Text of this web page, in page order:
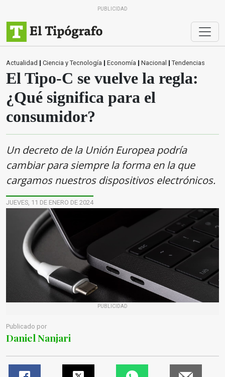
PUBLICIDAD
Actualidad | Ciencia y Tecnología | Economía | Nacional | Tendencias
El Tipo-C se vuelve la regla:
¿Qué significa para el
consumidor?
Un decreto de la Unión Europea podría
cambiar para siempre la forma en la que
cargamos nuestros dispositivos electrónicos.
JUEVES, 11 DE ENERO DE 2024
PUBLICIDAD
Publicado por
Daniel Nanjari